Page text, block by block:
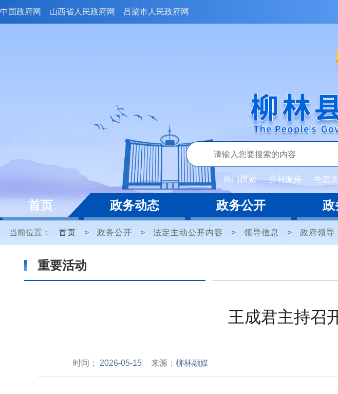
中国政府网 山西省人民政府网 吕梁市人民政府网
热门搜索 乡村振兴 生态
首页 政务动态 政务公开 政
当前位置： 首页 > 政务公开 > 法定主动公开内容 > 领导信息 > 政府领导
重要活动
王成君主持召
时间： 2026-05-15 来源：柳林融媒